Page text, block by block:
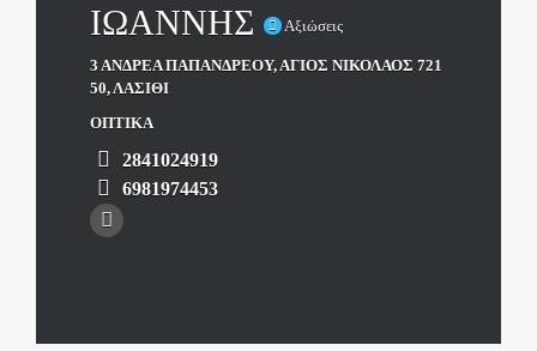
ΙΩΑΝΝΗΣ
Αξιώσεις
3 ΑΝΔΡΕΑ ΠΑΠΑΝΔΡΕΟΥ, ΑΓΙΟΣ ΝΙΚΟΛΑΟΣ 721
50, ΛΑΣΙΘΙ
ΟΠΤΙΚΑ
2841024919
6981974453